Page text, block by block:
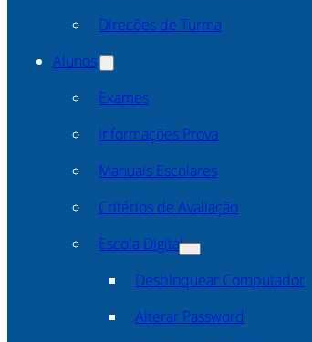
Direcões de Turma
Alunos
Exames
Informações Prova
Manuais Escolares
Critérios de Avaliação
Escola Digital
Desbloquear Computador
Alterar Password